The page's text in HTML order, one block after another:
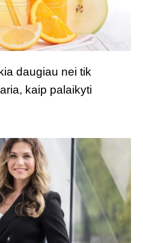
daugiau nei tik
kaip palaikyti